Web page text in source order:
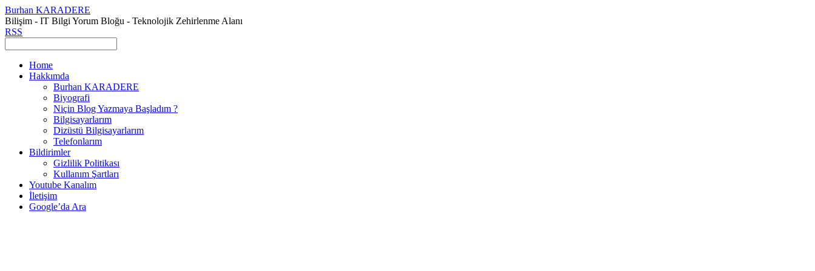
Burhan KARADERE
Bilişim - IT Bilgi Yorum Bloğu - Teknolojik Zehirlenme Alanı
RSS
Home
Hakkımda
Burhan KARADERE
Biyografi
Niçin Blog Yazmaya Başladım ?
Bilgisayarlarım
Dizüstü Bilgisayarlarım
Telefonlarım
Bildirimler
Gizlilik Politikası
Kullanım Şartları
Youtube Kanalım
İletişim
Google’da Ara